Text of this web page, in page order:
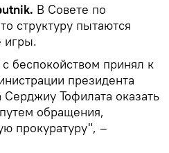
В Совете по
структуру пытаются
игры.
беспокойством принял к
президента
Серджиу Тофилата оказать
обращения,
прокуратуру", –